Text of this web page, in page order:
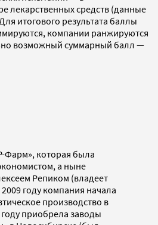
лекарственных средств (данные
итогового результата баллы
компании ранжируются
возможный суммарный балл —
Фарм», которая была
а ныне
Репиком (владеет
году компания начала
производство в
приобрела заводы